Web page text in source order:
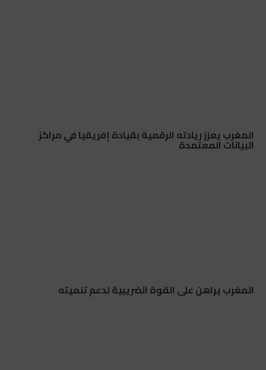
المغرب يعزز ريادته الرقمية بقيادة إفريقيا في مراكز
البيانات المعتمدة
المغرب يراهن على القوة الضريبية لدعم تنميته